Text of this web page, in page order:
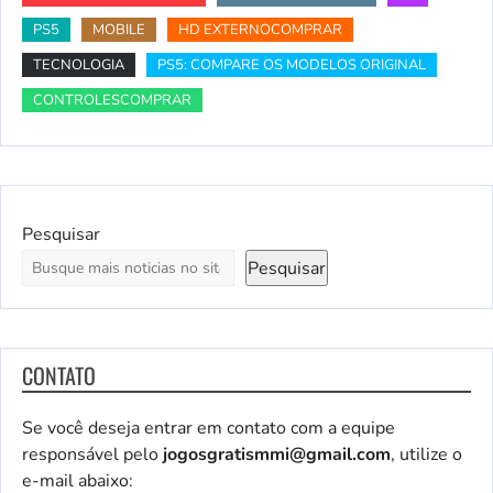
PS5
MOBILE
HD EXTERNOCOMPRAR
TECNOLOGIA
PS5: COMPARE OS MODELOS ORIGINAL
CONTROLESCOMPRAR
Pesquisar
Pesquisar
CONTATO
Se você deseja entrar em contato com a equipe
responsável pelojogosgratismmi@gmail.com, utilize o
e-mail abaixo: